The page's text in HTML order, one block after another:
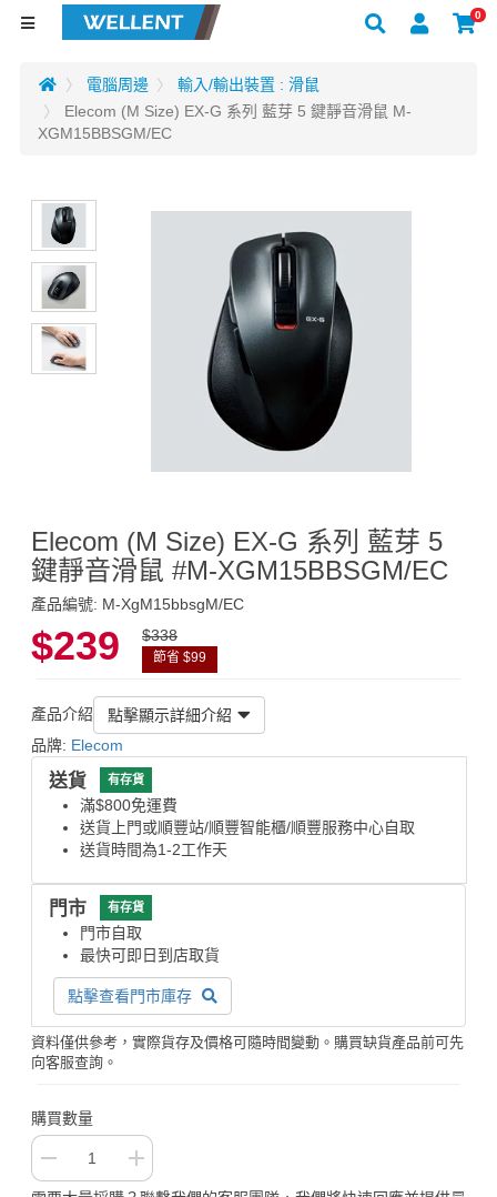
0
電腦周邊
輸入/輸出裝置 : 滑鼠
Elecom (M Size) EX-G 系列 藍芽 5 鍵靜音滑鼠 M-
XGM15BBSGM/EC
Elecom (M Size) EX-G 系列 藍芽 5
鍵靜音滑鼠 #M-XGM15BBSGM/EC
產品編號: M-XgM15bbsgM/EC
$239 $338
節省 $99
產品介紹
點擊顯示詳細介紹
品牌: Elecom
送貨 有存貨
滿$800免運費
送貨上門或順豐站/順豐智能櫃/順豐服務中心自取
送貨時間為1-2工作天
門市 有存貨
門市自取
最快可即日到店取貨
點擊查看門市庫存
資料僅供參考，實際貨存及價格可隨時間變動。購買缺貨產品前可先
向客服查詢。
購買數量